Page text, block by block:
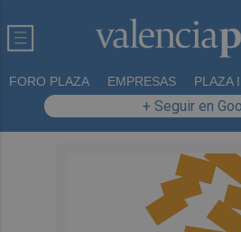
FORO PLAZA EMPRESAS PLAZA
+ Seguir en